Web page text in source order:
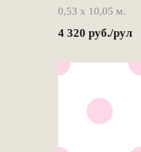
0,53 х 10,05 м.
4 320 руб./рул